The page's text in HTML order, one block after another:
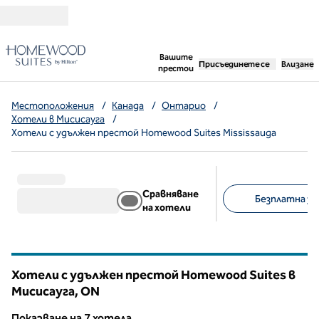
Вашите
престои
,отваря нов раздел
Присъединете се Влизане
Местоположения / Канада / Онтарио
/
Хотели в Мисисауга
/
Хотели с удължен престой Homewood Suites Mississauga
Сравняване
на хотели
Безплатна
Хотели с удължен престой Homewood Suites в
Мисисауга,ON